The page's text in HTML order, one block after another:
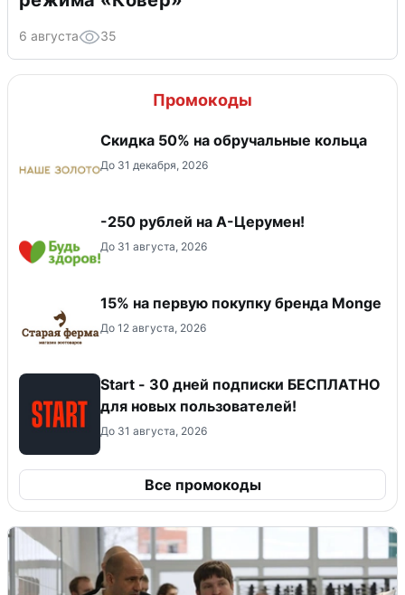
6 августа 35
Промокоды
Скидка 50% на обручальные кольца
До 31 декабря, 2026
-250 рублей на А-Церумен!
До 31 августа, 2026
15% на первую покупку бренда Monge
До 12 августа, 2026
Start - 30 дней подписки БЕСПЛАТНО
для новых пользователей!
До 31 августа, 2026
Все промокоды